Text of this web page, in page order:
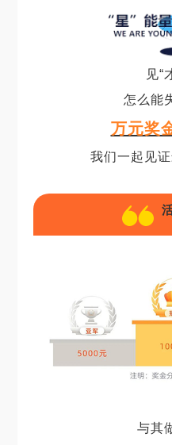
见“
怎么能
万元奖
我们一起见
与其